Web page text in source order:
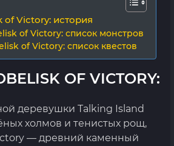
Victory: история
of Victory: список монстров
of Victory: список квестов
OF VICTORY:
деревушки Talking Island
холмов и тенистых рощ,
— древний каменный